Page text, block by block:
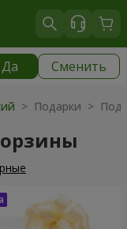
Да Сменить
150 грн
> Подарки >